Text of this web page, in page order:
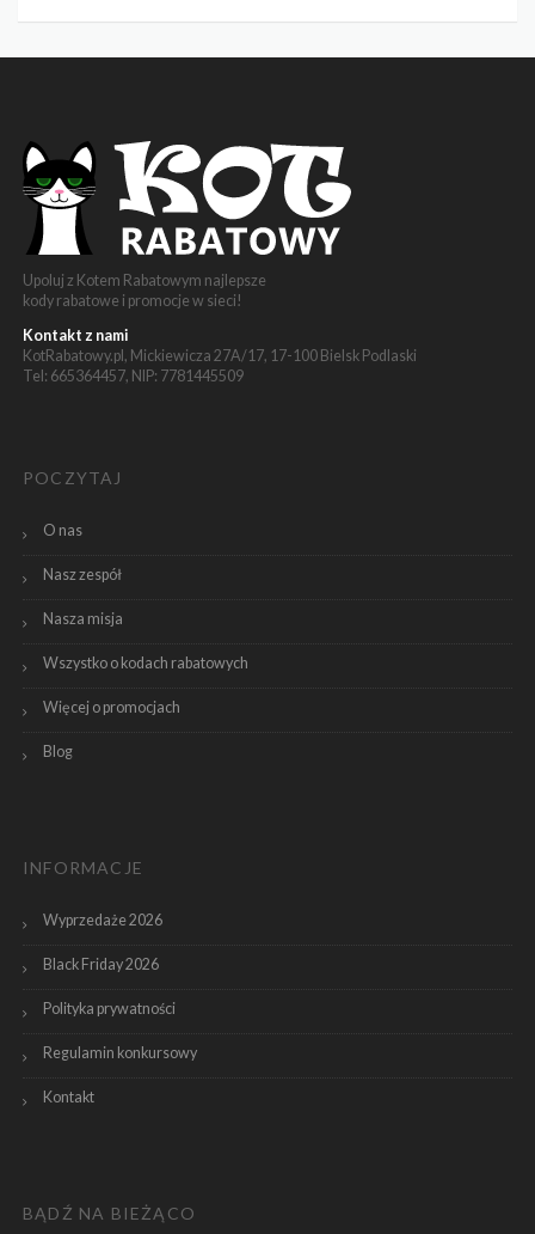
Upoluj z Kotem Rabatowym najlepsze
kody rabatowe i promocje w sieci!
Kontakt z nami
KotRabatowy.pl, Mickiewicza 27A/17, 17-100 Bielsk Podlaski
Tel: 665364457, NIP: 7781445509
POCZYTAJ
O nas
Nasz zespół
Nasza misja
Wszystko o kodach rabatowych
Więcej o promocjach
Blog
INFORMACJE
Wyprzedaże 2026
Black Friday 2026
Polityka prywatności
Regulamin konkursowy
Kontakt
BĄDŹ NA BIEŻĄCO